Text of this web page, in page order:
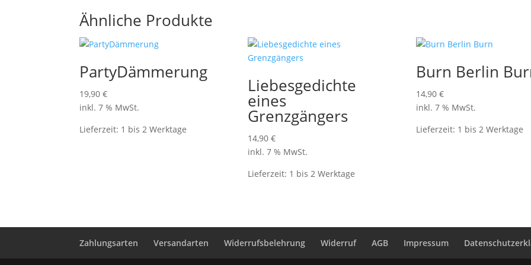
Ähnliche Produkte
PartyDämmerung
19,90€
inkl. 7 % MwSt.
Lieferzeit: 1 bis 2 Werktage
Liebesgedichte
eines
Grenzgängers
14,90 €
inkl. 7 % MwSt.
Lieferzeit: 1 bis 2 Werktage
Burn Berlin
14,90 €
inkl. 7 % MwSt.
Lieferzeit: 1 bis 2 Werktage
Zahlungsarten Versandarten Widerrufsbelehrung Widerruf AGB Impressum